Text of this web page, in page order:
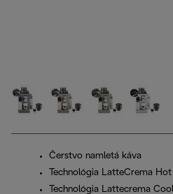
Čerstvo namletá káva
Technológia LatteCrema Hot
Technológia Lattecrema Cool